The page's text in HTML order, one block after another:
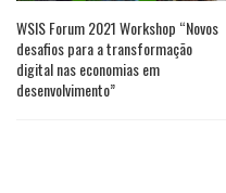
WSIS Forum 2021 Workshop “Novos
desafios para a transformação
digital nas economias em
desenvolvimento”